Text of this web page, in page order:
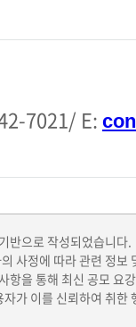
7021/ E:
반으로 작성되었습니다.
사정에 따라 관련 정보
항을 통해 최신 공모 요
가 이를 신뢰하여 취한